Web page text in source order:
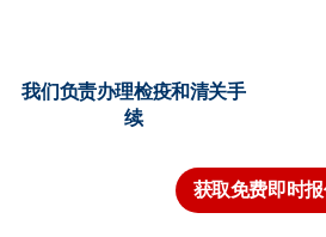
我们负责办理检疫和清关手
续
获取免费即时